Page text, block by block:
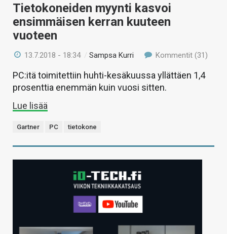
Tietokoneiden myynti kasvoi
ensimmäisen kerran kuuteen
vuoteen
13.7.2018 - 18:34 /Sampsa Kurri Kommentit (31)
PC:itä toimitettiin huhti-kesäkuussa yllättäen 1,4
prosenttia enemmän kuin vuosi sitten.
Lue lisää
Gartner PC tietokone